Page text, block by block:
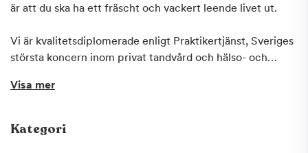
är att du ska ha ett fräscht och vackert leende livet ut.
Vi är kvalitetsdiplomerade enligt Praktikertjänst, Sveriges
största koncern inom privat tandvård och hälso- och
på Praktikertjänst ett kostnadsfritt Tandvårdskonto där du
tandläkarbesök. Detta gör det även möjligt för dig att
delbetala dina kostnader. Fråga oss om du vill veta mer! En
Visa mer
Kategori